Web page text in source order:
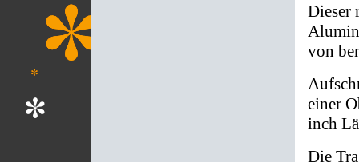
Dieser
von
einer
inch
Die